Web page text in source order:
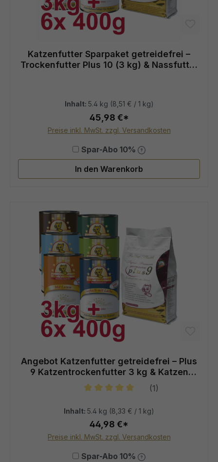
Katzenfutter Sparpaket getreidefrei –
Trockenfutter Plus 10 (3 kg) & Nassfutter
Inhalt: 5.4 kg (8,51 € / 1 kg)
45,98 €*
Preise inkl. MwSt. zzgl. Versandkosten
Spar-Abo 10%
In den Warenkorb
Angebot Katzenfutter getreidefrei – Plus
9 Katzentrockenfutter 3 kg & Katzen
Nassfutter 6×400 g
(1)
Inhalt: 5.4 kg (8,33 € / 1 kg)
44,98 €*
Preise inkl. MwSt. zzgl. Versandkosten
Spar-Abo 10%